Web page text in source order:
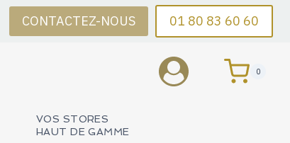
CONTACTEZ-NOUS 01 80 83 60 60
0
VOS STORES
HAUT DE GAMME